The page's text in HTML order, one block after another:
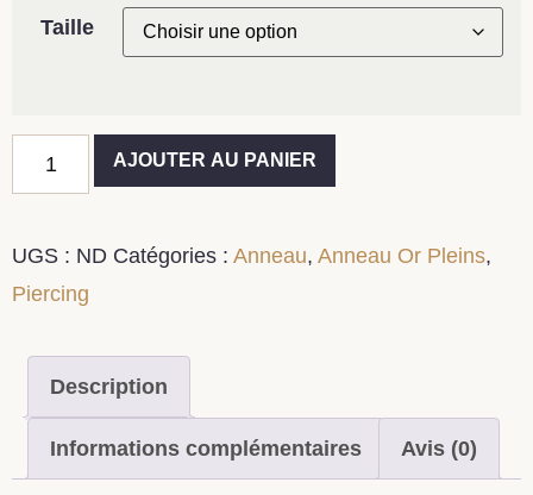
Taille
AJOUTER AU PANIER
UGS : ND Catégories : Anneau, Anneau Or Pleins,
Piercing
Description
Informations complémentaires Avis (0)